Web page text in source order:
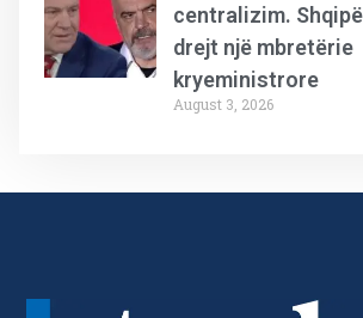
centralizim.
drejt një mbretërie
kryeministrore
August 3, 2026